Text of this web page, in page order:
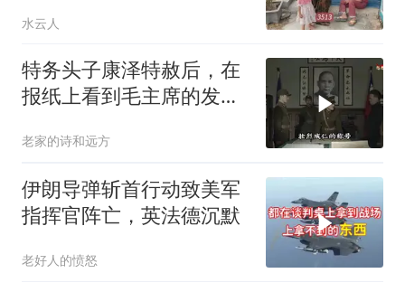
水云人
特务头子康泽特赦后，在
报纸上看到毛主席的发
老家的诗和远方
伊朗导弹斩首行动致美军
指挥官阵亡，英法德沉默
老好人的愤怒